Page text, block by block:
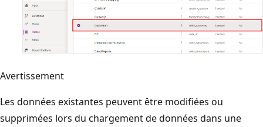
Avertissement
Les données existantes peuvent être modifiées ou
supprimées lors du chargement de données dans une